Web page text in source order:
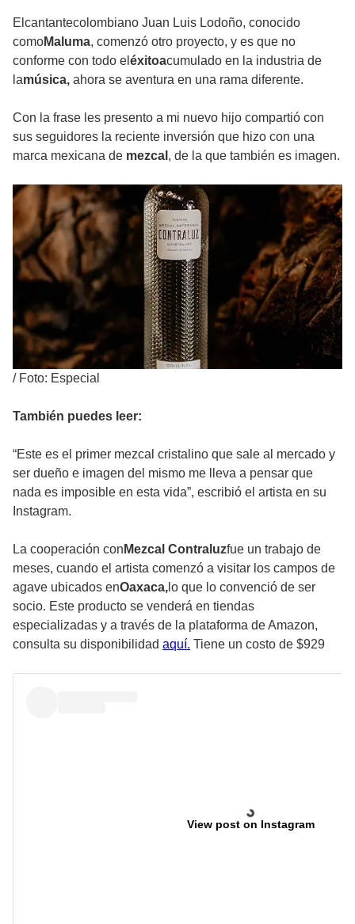
Elcantantecolombiano Juan Luis Lodoño, conocido
comoMaluma, comenzó otro proyecto, y es que no
conforme con todo el éxitoacumulado en la industria de
lamúsica, ahora se aventura en una rama diferente.
Con la frase les presento a mi nuevo hijo compartió con
sus seguidores la reciente inversión que hizo con una
marca mexicana de mezcal , de la que también es imagen.
/ Foto: Especial
También puedes leer:
“Este es el primer mezcal cristalino que sale al mercado y
ser dueño e imagen del mismo me lleva a pensar que
nada es imposible en esta vida”, escribió el artista en su
Instagram.
La cooperación con Mezcal Contraluzfue un trabajo de
meses, cuando el artista comenzó a visitar los campos de
agave ubicados enOaxaca, lo que lo convenció de ser
socio. Este producto se venderá en tiendas
especializadas y a través de la plataforma de Amazon,
consulta su disponibilidad aquí. Tiene un costo de $929
View post on Instagram